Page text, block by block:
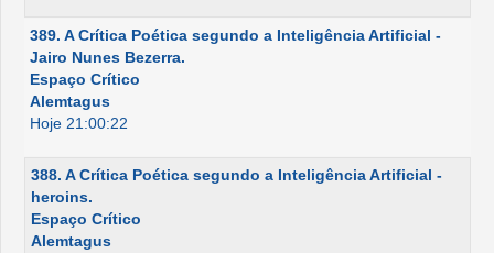
389. A Crítica Poética segundo a Inteligência Artificial -
Jairo Nunes Bezerra.
Espaço Crítico
Alemtagus
Hoje 21:00:22
388. A Crítica Poética segundo a Inteligência Artificial -
heroins.
Espaço Crítico
Alemtagus